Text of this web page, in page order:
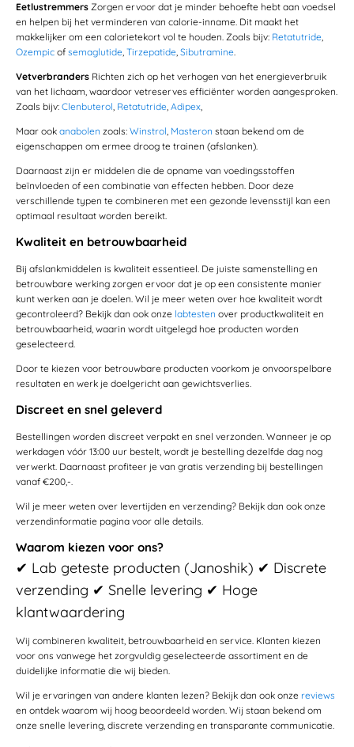
Eetlustremmers Zorgen ervoor dat je minder behoefte hebt aan voedsel
en helpen bij het verminderen van calorie-inname. Dit maakt het
makkelijker om een calorietekort vol te houden. Zoals bijv: Retatutride,
Ozempic of semaglutide, Tirzepatide, Sibutramine.
Vetverbranders Richten zich op het verhogen van het energieverbruik
van het lichaam, waardoor vetreserves efficiënter worden aangesproken.
Zoals bijv: Clenbuterol, Retatutride, Adipex,
Maar ook anabolen zoals: Winstrol, Masteron staan bekend om de
eigenschappen om ermee droog te trainen (afslanken).
Daarnaast zijn er middelen die de opname van voedingsstoffen
beïnvloeden of een combinatie van effecten hebben. Door deze
verschillende typen te combineren met een gezonde levensstijl kan een
optimaal resultaat worden bereikt.
Kwaliteit en betrouwbaarheid
Bij afslankmiddelen is kwaliteit essentieel. De juiste samenstelling en
betrouwbare werking zorgen ervoor dat je op een consistente manier
kunt werken aan je doelen. Wil je meer weten over hoe kwaliteit wordt
gecontroleerd? Bekijk dan ook onze labtesten over productkwaliteit en
betrouwbaarheid, waarin wordt uitgelegd hoe producten worden
geselecteerd.
Door te kiezen voor betrouwbare producten voorkom je onvoorspelbare
resultaten en werk je doelgericht aan gewichtsverlies.
Discreet en snel geleverd
Bestellingen worden discreet verpakt en snel verzonden. Wanneer je op
werkdagen vóór 13:00 uur bestelt, wordt je bestelling dezelfde dag nog
verwerkt. Daarnaast profiteer je van gratis verzending bij bestellingen
vanaf €200,-.
Wil je meer weten over levertijden en verzending? Bekijk dan ook onze
verzendinformatie pagina voor alle details.
Waarom kiezen voor ons?
✔ Lab geteste producten (Janoshik) ✔ Discrete
verzending ✔ Snelle levering ✔ Hoge
klantwaardering
Wij combineren kwaliteit, betrouwbaarheid en service. Klanten kiezen
voor ons vanwege het zorgvuldig geselecteerde assortiment en de
duidelijke informatie die wij bieden.
Wil je ervaringen van andere klanten lezen? Bekijk dan ook onze reviews
en ontdek waarom wij hoog beoordeeld worden. Wij staan bekend om
onze snelle levering, discrete verzending en transparante communicatie.